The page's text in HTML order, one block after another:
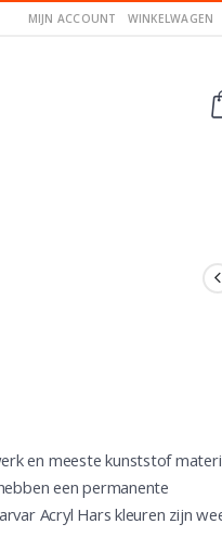
MIJN ACCOUNT WINKELWAGEN
en meeste kunststof
een permanente
Acryl Hars kleuren zijn